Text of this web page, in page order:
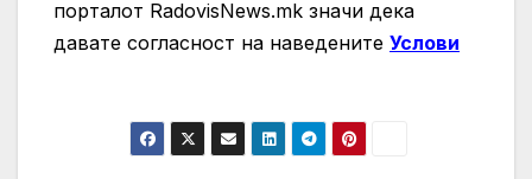
порталот RadovisNews.mk значи дека
давате согласност на нaведените Услови